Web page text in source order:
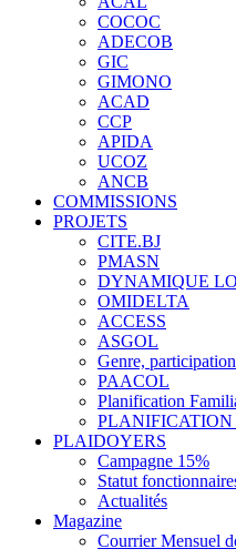
COCOC
ADECOB
GIC
GIMONO
ACAD
CCP
APIDA
UCOZ
ANCB
COMMISSIONS
PROJETS
CITE.BJ
PMASN
DYNAMIQUE
OMIDELTA
ACCESS
ASGOL
Genre,
PAACOL
Planification
PLAIDOYERS
Campagne 15%
Statut
Actualités
Magazine
Courrier Mensuel